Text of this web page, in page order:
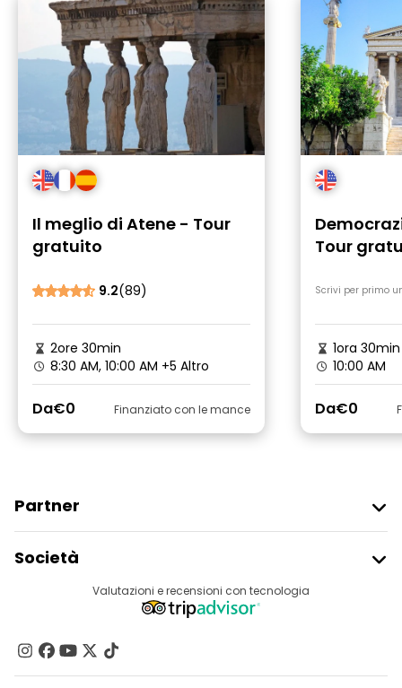
Il meglio di Atene - Tour
gratuito
9.2(89)
2ore 30min
8:30 AM, 10:00 AM +5 Altro
Da€0 Finanziato con le mance
Tour
Scrivi per primo
1ora 30min
10:00 AM
Da€0
Partner
Accesso Del Fornitore
Programma Di Affiliazione
Società
Destinazioni
Contattaci
Gruppi
Valutazioni e recensioni con tecnologia